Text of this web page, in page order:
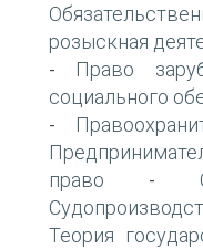
розыскная
- Право
социального
-
право -
Теория